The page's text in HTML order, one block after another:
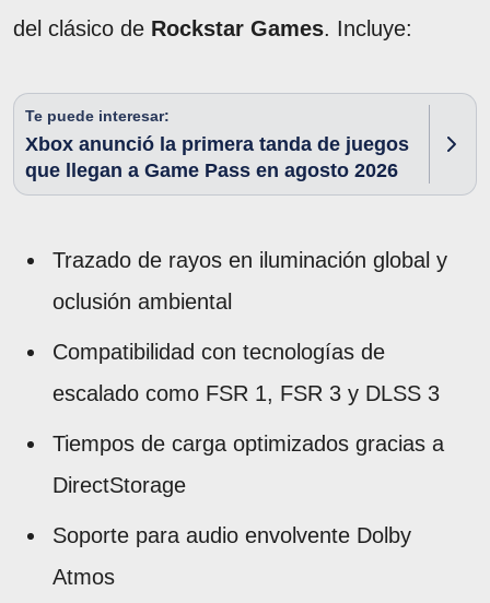
del clásico de Rockstar Games. Incluye:
Te puede interesar:
Xbox anunció la primera tanda de juegos
que llegan a Game Pass en agosto 2026
Trazado de rayos en iluminación global y
oclusión ambiental
Compatibilidad con tecnologías de
escalado como FSR 1, FSR 3 y DLSS 3
Tiempos de carga optimizados gracias a
DirectStorage
Soporte para audio envolvente Dolby
Atmos